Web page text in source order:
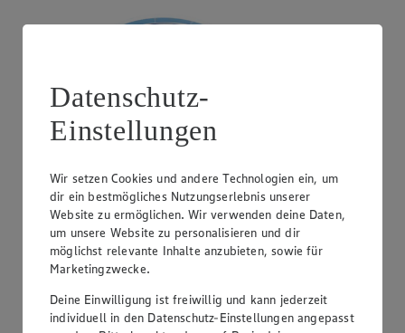
Angebot:Hochland Patros
1.79 -40%
Rabattierter Preis von 1.79€ (Insgesamt -40%
griech. Weißkäse, versch. Sorten und Fettstufen,
140/150/180g Packung, (1kg = 12,79/11,93/9,94)
Datenschutz-
Einstellungen
Wir setzen Cookies und andere Technologien ein, um
dir ein bestmögliches Nutzungserlebnis unserer
Website zu ermöglichen. Wir verwenden deine Daten,
um unsere Website zu personalisieren und dir
möglichst relevante Inhalte anzubieten, sowie für
Marketingzwecke.
Deine Einwilligung ist freiwillig und kann jederzeit
individuell in den Datenschutz-Einstellungen angepasst